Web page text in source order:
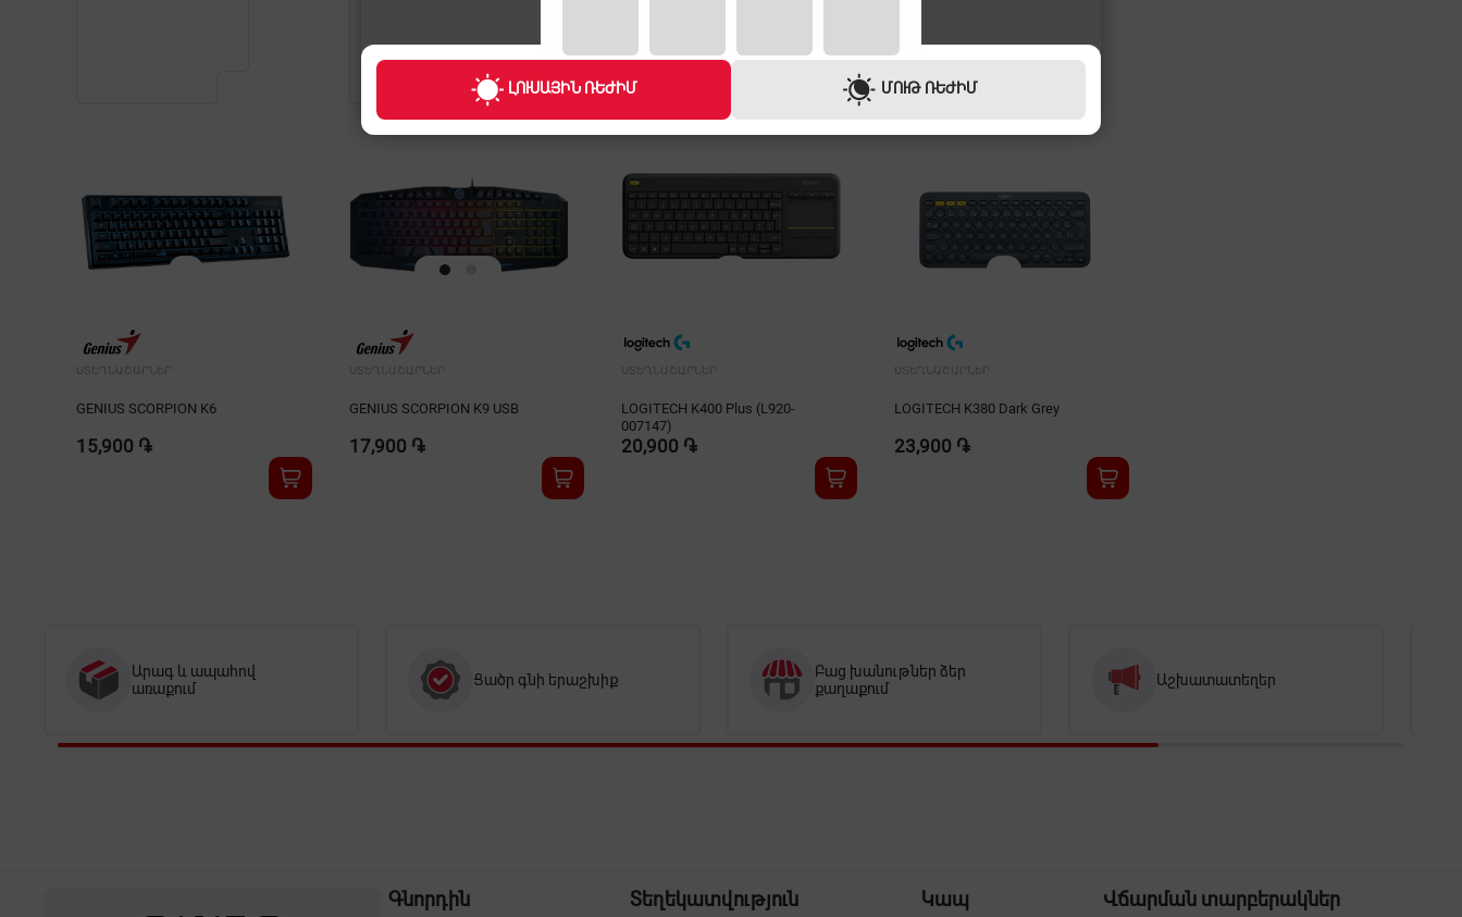
ԼՈՒՍԱՅԻՆ ՌԵԺԻՄ ՄՈՒԹ ՌԵԺԻՄ
ՍՏԵՂՆԱՇԱՐՆԵՐ
GENIUS SCORPION K6
15,900 ֏
ՍՏԵՂՆԱՇԱՐՆԵՐ
GENIUS SCORPION K9 USB
17,900 ֏
ՍՏԵՂՆԱՇԱՐՆԵՐ
LOGITECH K400 Plus (L920-
007147)
20,900 ֏
ՍՏԵՂՆԱՇԱՐՆԵՐ
LOGITECH K380 Dark Grey
23,900 ֏
Արագ և ապահով
առաքում
Ցածր գնի երաշխիք
Բաց խանութներ ձեր
քաղաքում
Աշխատատեղեր
Գնորդին Տեղեկատվություն Կապ Վճարման տարբերակներ